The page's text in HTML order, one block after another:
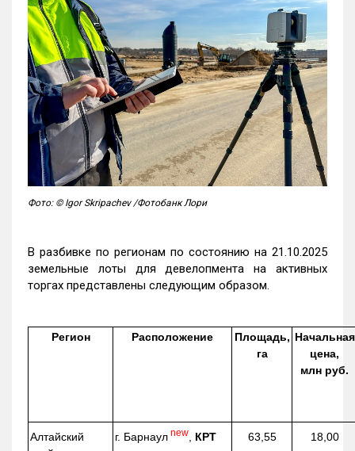
Фото: © Igor Skripachev /Фотобанк Лори
В разбивке по регионам по состоянию на 21.10.2025
земельные лоты для девелопмента на активных
торгах представлены следующим образом.
Регион Расположение
Площадь,
га
Начальная
цена,
млн руб.
Алтайский
г. Барнаул new КРТ 63,55 18,00